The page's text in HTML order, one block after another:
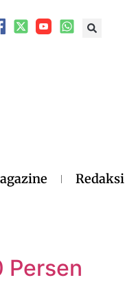
Redaksi
Persen